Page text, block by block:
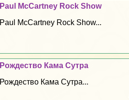
Paul McCartney Rock Show
Paul McCartney Rock Show...
Рождество Кама Сутра
Рождество Кама Сутра...